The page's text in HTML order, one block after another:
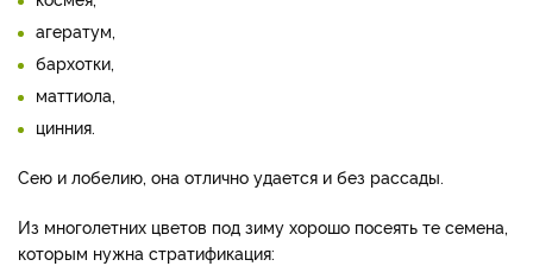
агератум,
бархотки,
маттиола,
цинния.
Сею и лобелию, она отлично удается и без рассады.
Из многолетних цветов под зиму хорошо посеять те семена,
которым нужна стратификация: